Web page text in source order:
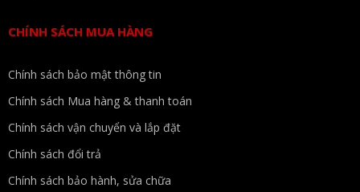
CHÍNH SÁCH MUA HÀNG
Chính sách bảo mật thông tin
Chính sách Mua hàng & thanh toán
Chính sách vận chuyển và lắp đặt
Chính sách đổi trả
Chính sách bảo hành, sửa chữa